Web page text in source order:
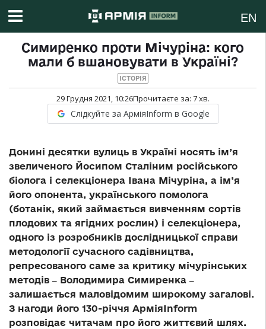
EN
Симиренко проти Мічуріна: кого
мали б вшановувати в Україні?
ІСТОРІЯ
29 Грудня 2021, 10:26Прочитаєте за: 7хв.
Слідкуйте за АрміяInform в Google
Донині десятки вулиць в Україні носять ім’я
звеличеного Йосипом Сталіним російського
біолога і селекціонера Івана Мічуріна, а ім’я
його опонента, українського помолога
(ботанік, який займається вивченням сортів
плодових та ягідних рослин) і селекціонера,
одного із розробників дослідницької справи
методології сучасного садівництва,
репресованого саме за критику мічурінських
методів ‒ Володимира Симиренка ‒
залишається маловідомим широкому загалові.
З нагоди його 130-річчя АрміяInform
розповідає читачам про його життєвий шлях.